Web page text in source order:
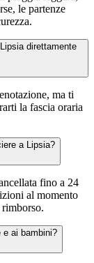
le partenze
direttamente
ma ti
la fascia oraria
a Lipsia?
fino a 24
al momento
e ai bambini?